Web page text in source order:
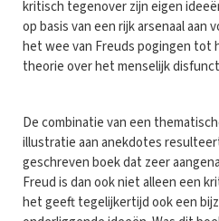
kritisch tegenover zijn eigen
op basis van een rijk arsenaal aan
het wee van Freuds pogingen tot
theorie over het menselijk
De combinatie van een
illustratie aan anekdotes
geschreven boek dat zeer
Freud is dan ook niet alleen een
het geeft tegelijkertijd ook een